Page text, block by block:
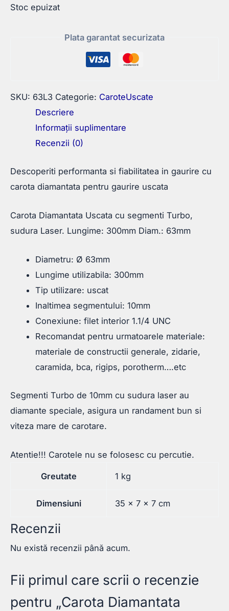
Stoc epuizat
Plata garantat securizata
SKU: 63L3 Categorie: CaroteUscate
Descriere
Informații suplimentare
Recenzii (0)
Descoperiti performanta si fiabilitatea in gaurire cu
carota diamantata pentru gaurire uscata
Carota Diamantata Uscata cu segmenti Turbo,
sudura Laser. Lungime: 300mm Diam.: 63mm
Diametru: Ø 63mm
Lungime utilizabila: 300mm
Tip utilizare: uscat
Inaltimea segmentului: 10mm
Conexiune: filet interior 1.1/4 UNC
Recomandat pentru urmatoarele materiale:
materiale de constructii generale, zidarie,
caramida, bca, rigips, porotherm….etc
Segmenti Turbo de 10mm cu sudura laser au
diamante speciale, asigura un randament bun si
viteza mare de carotare.
Atentie!!! Carotele nu se folosesc cu percutie.
Greutate 1 kg
Dimensiuni 35 × 7 × 7 cm
Recenzii
Nu există recenzii până acum.
Fii primul care scrii o recenzie
pentru „Carota Diamantata